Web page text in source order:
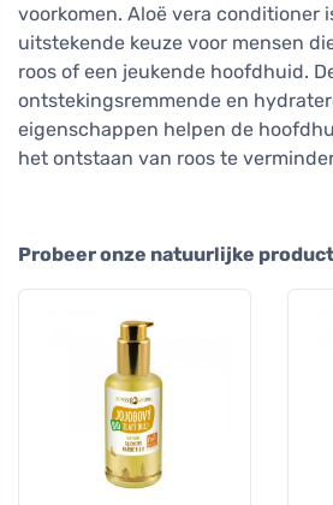
voorkomen. Aloë vera conditioner
uitstekende keuze voor mensen
roos of een jeukende hoofdhuid.
ontstekingsremmende en
eigenschappen helpen de
het ontstaan van roos te
Probeer onze natuurlijke